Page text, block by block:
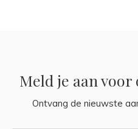
Meld je aan
Ontvang de nieuwste